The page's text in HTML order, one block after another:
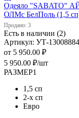
Одеяло "SABATO"
ОЛМс БелПоль (1,5
Продано: 3
Есть в наличии (2)
Артикул: УТ-13008884
от 5 950.00 ₽
5 950.00 ₽/шт
РАЗМЕР1
1,5 сп
2-х сп
Евро